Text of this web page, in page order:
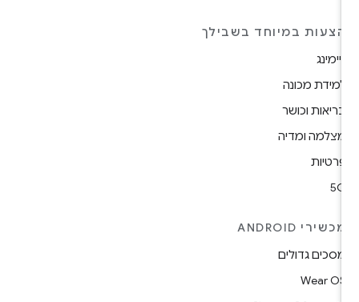
הצעות במיוחד בשבילך
גיימינג
למידת מכונה
בריאות וכושר
מצלמה ומדיה
פרטיות
מכשירי ANDROID
מסכים גדולים
Wear OS